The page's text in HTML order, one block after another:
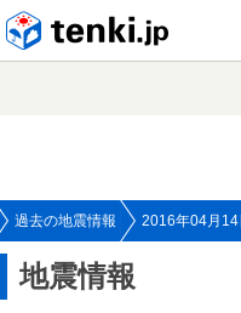
過去の地震情報 2016年04月14
地震情報